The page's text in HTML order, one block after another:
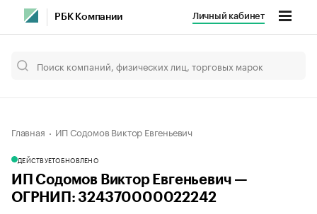
РБК Компании Личный кабинет
Главная ИП Содомов Виктор Евгеньевич
ДЕЙСТВУЕТОБНОВЛЕНО
ИП Содомов Виктор Евгеньевич —
ОГРНИП: 324370000022242